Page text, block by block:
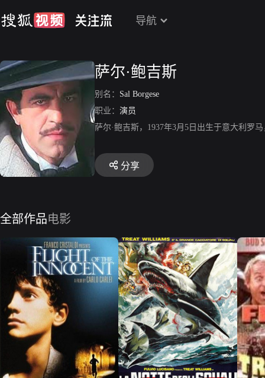
导航
萨尔·鲍吉斯
别名： Sal Borgese
职业： 演员
萨尔·鲍吉斯，1937年3月5日出生于意大利罗
分享
全部作品电影